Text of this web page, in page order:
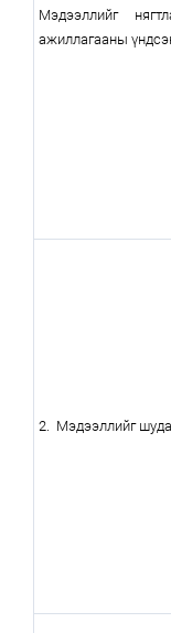
Мэдээллийг
ажиллагааны
2. Мэдээллийг